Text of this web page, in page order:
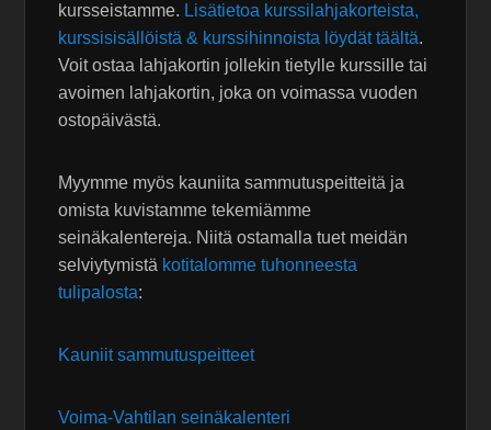
kursseistamme. Lisätietoa kurssilahjakorteista,
kurssisisällöistä & kurssihinnoista löydät täältä.
Voit ostaa lahjakortin jollekin tietylle kurssille tai
avoimen lahjakortin, joka on voimassa vuoden
ostopäivästä.
Myymme myös kauniita sammutuspeitteitä ja
omista kuvistamme tekemiämme
seinäkalentereja. Niitä ostamalla tuet meidän
selviytymistä kotitalomme tuhonneesta
tulipalosta:
Kauniit sammutuspeitteet
Voima-Vahtilan seinäkalenteri